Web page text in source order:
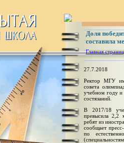
Доля
составила
Главная
27.7.2018
Ректор МГУ
совета
учебном году и
состязаний.
В 2017/18
превысила 2,2
ребят из
сообщает
по